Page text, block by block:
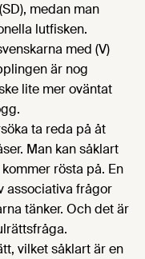
medan man
lutfisken.
med (V)
är nog
lite mer oväntat
ta reda på åt
Man kan såklart
rösta på. En
associativa frågor
tänker. Och det är
vilket såklart är en